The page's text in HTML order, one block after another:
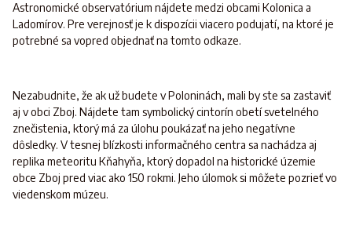
Astronomické observatórium nájdete medzi obcami Kolonica a
Ladomírov. Pre verejnosť je k dispozícii viacero podujatí, na ktoré je
potrebné sa vopred objednať na tomto odkaze.
Nezabudnite, že ak už budete v Poloninách, mali by ste sa zastaviť
aj v obci Zboj. Nájdete tam symbolický cintorín obetí svetelného
znečistenia, ktorý má za úlohu poukázať na jeho negatívne
dôsledky. V tesnej blízkosti informačného centra sa nachádza aj
replika meteoritu Kňahyňa, ktorý dopadol na historické územie
obce Zboj pred viac ako 150 rokmi. Jeho úlomok si môžete pozrieť vo
viedenskom múzeu.